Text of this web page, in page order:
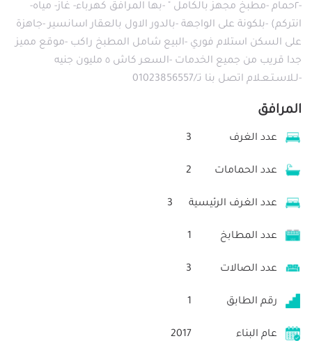
-٢حمام -مطبخ مجهز بالكامل " -بها المرافق كهرباء- غاز- مياه-
انتركم) -بلكونة على الواجهة -بالدور الاول بالعقار اسانسير -جاهزة
على السكن استلام فوري -البيع شامل المطبخ راكب -موقع مميز
جدا قريب من جميع الخدمات -السعر كاش ٥ مليون جنيه
-لـلاسـتـعـلام اتصل بنا تـ/01023856557
المرافق
عدد الغرف 3
عدد الحمامات 2
عدد الغرف الرئيسية 3
عدد المطابخ 1
عدد الصالات 3
رقم الطابق 1
عام البناء 2017